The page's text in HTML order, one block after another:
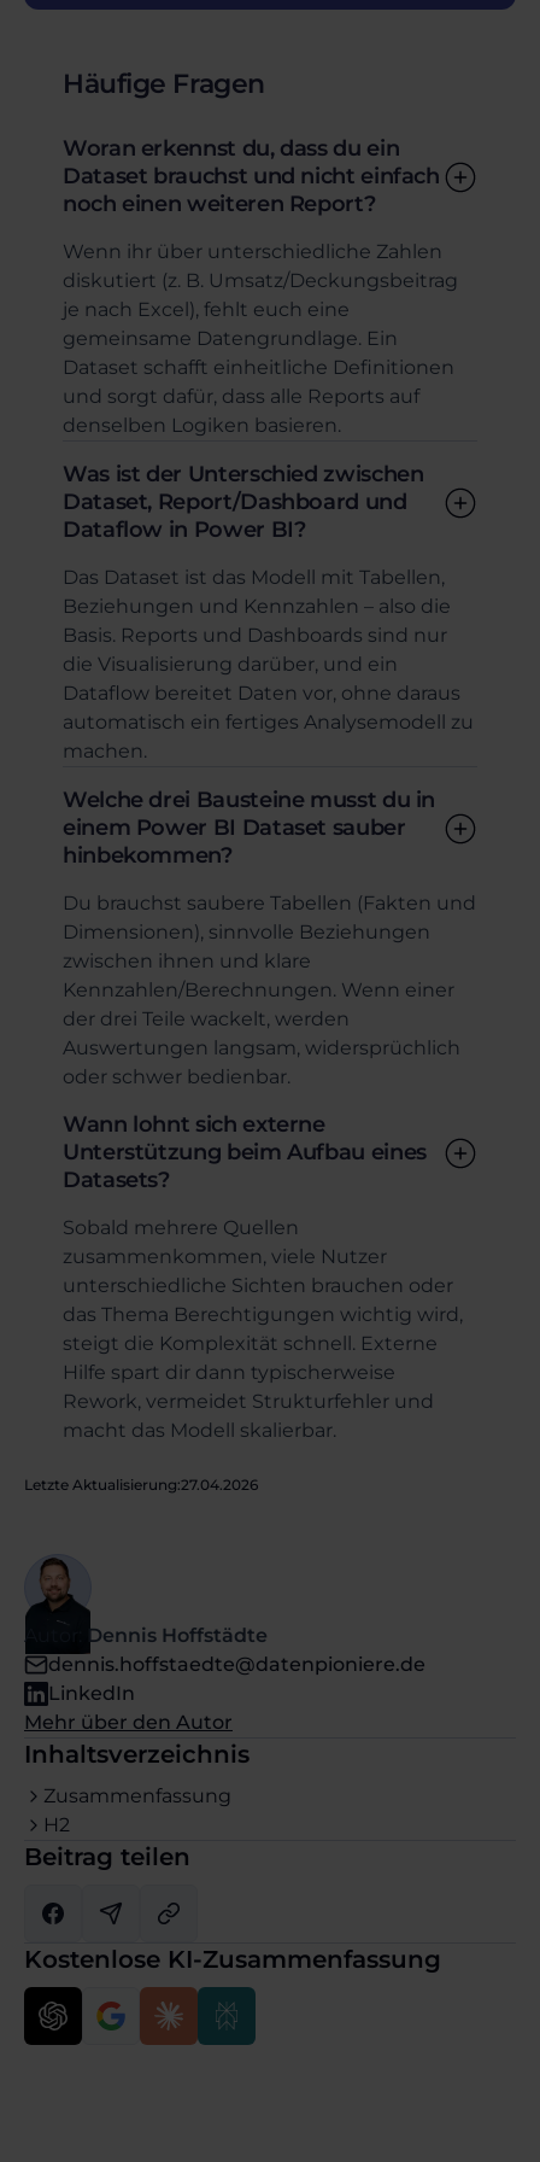
Häufige Fragen
Woran erkennst du, dass du ein
Dataset brauchst und nicht einfach
noch einen weiteren Report?
Wenn ihr über unterschiedliche Zahlen
diskutiert (z. B. Umsatz/Deckungsbeitrag
je nach Excel), fehlt euch eine
gemeinsame Datengrundlage. Ein
Dataset schafft einheitliche Definitionen
und sorgt dafür, dass alle Reports auf
denselben Logiken basieren.
Was ist der Unterschied zwischen
Dataset, Report/Dashboard und
Dataflow in Power BI?
Das Dataset ist das Modell mit Tabellen,
Beziehungen und Kennzahlen – also die
Basis. Reports und Dashboards sind nur
die Visualisierung darüber, und ein
Dataflow bereitet Daten vor, ohne daraus
automatisch ein fertiges Analysemodell zu
machen.
Welche drei Bausteine musst du in
einem Power BI Dataset sauber
hinbekommen?
Du brauchst saubere Tabellen (Fakten und
Dimensionen), sinnvolle Beziehungen
zwischen ihnen und klare
Kennzahlen/Berechnungen. Wenn einer
der drei Teile wackelt, werden
Auswertungen langsam, widersprüchlich
oder schwer bedienbar.
Wann lohnt sich externe
Unterstützung beim Aufbau eines
Datasets?
Sobald mehrere Quellen
zusammenkommen, viele Nutzer
unterschiedliche Sichten brauchen oder
das Thema Berechtigungen wichtig wird,
steigt die Komplexität schnell. Externe
Hilfe spart dir dann typischerweise
Rework, vermeidet Strukturfehler und
macht das Modell skalierbar.
Letzte Aktualisierung:27.04.2026
Autor:
Dennis Hoffstädte
dennis.hoffstaedte@datenpioniere.de
LinkedIn
Mehr über den Autor
Inhaltsverzeichnis
Zusammenfassung
H2
Beitrag teilen
Kostenlose KI-Zusammenfassung